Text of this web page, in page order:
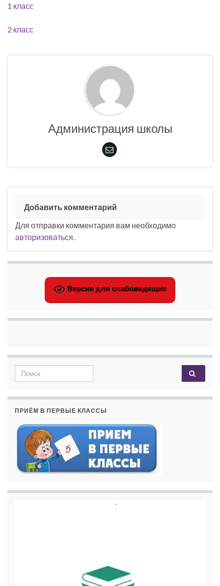
1 класс
2 класс
Администрация школы
Добавить комментарий
Для отправки комментария вам необходимо
авторизоваться
Версия для слабовидящих
Search for:
ПРИЁМ В ПЕРВЫЕ КЛАССЫ